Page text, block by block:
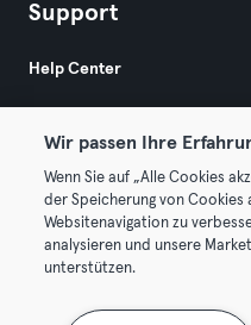
Support
Help Center
© 2026 Urban Sports
AGB Datenschutz
Vertrag hier kündigen
Wir passen Ihre
Wenn Sie auf „Alle Cookies
der Speicherung von Cookies
Websitenavigation zu
analysieren und unsere
unterstützen.